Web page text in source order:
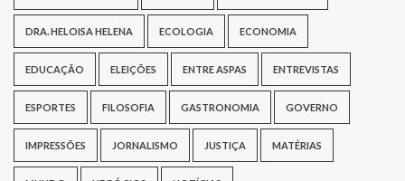
DRA. HELOISA HELENA ECOLOGIA ECONOMIA
EDUCAÇÃO ELEIÇÕES ENTRE ASPAS ENTREVISTAS
ESPORTES FILOSOFIA GASTRONOMIA GOVERNO
IMPRESSÕES JORNALISMO JUSTIÇA MATÉRIAS